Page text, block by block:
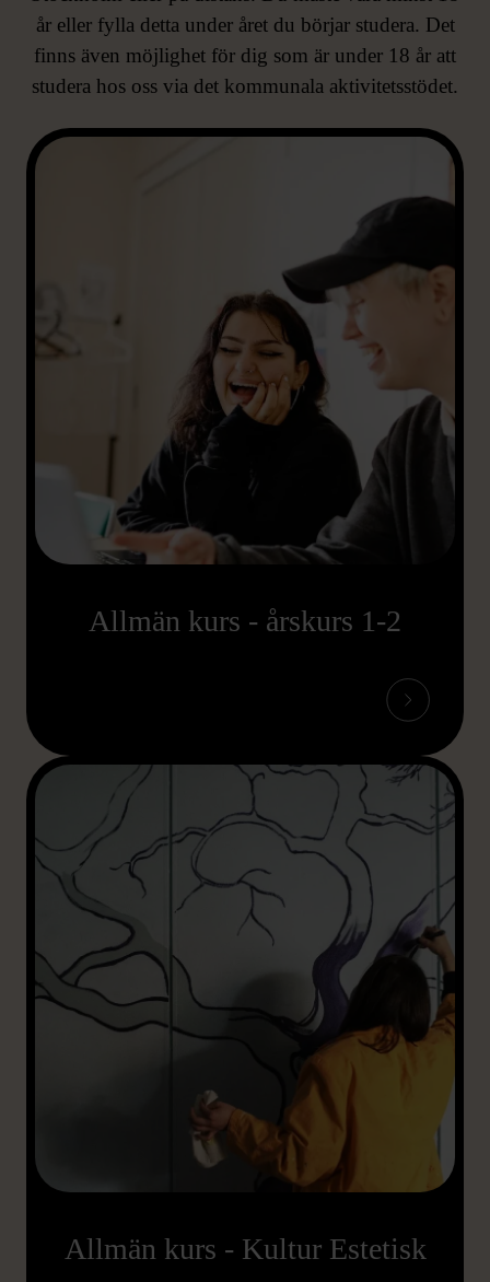
år eller fylla detta under året du börjar studera. Det
finns även möjlighet för dig som är under 18 år att
studera hos oss via det kommunala aktivitetsstödet.
Allmän kurs - årskurs 1-2
Allmän kurs - Kultur Estetisk